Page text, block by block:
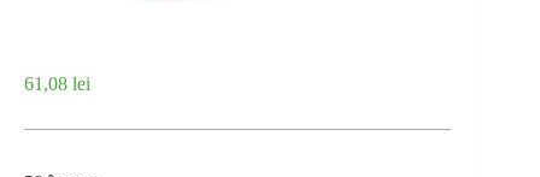
61,08 lei